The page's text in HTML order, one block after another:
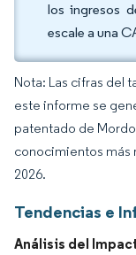
los ingresos
escale a una
Nota: Las cifras del
este informe se
patentado de
conocimientos más
2026.
Tendencias e
Análisis del